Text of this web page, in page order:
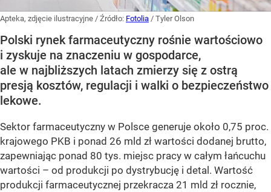
Apteka, zdjęcie ilustracyjne / Źródło: Fotolia / Tyler Olson
Polski rynek farmaceutyczny rośnie wartościowo
i zyskuje na znaczeniu w gospodarce,
ale w najbliższych latach zmierzy się z ostrą
presją kosztów, regulacji i walki o bezpieczeństwo
lekowe.
Sektor farmaceutyczny w Polsce generuje około 0,75 proc.
krajowego PKB i ponad 26 mld zł wartości dodanej brutto,
zapewniając ponad 80 tys. miejsc pracy w całym łańcuchu
wartości – od produkcji po dystrybucję i detal. Wartość
produkcji farmaceutycznej przekracza 21 mld zł rocznie,